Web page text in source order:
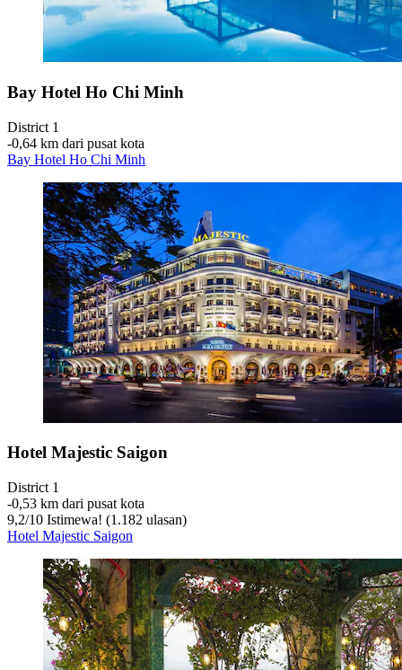
Bay Hotel Ho Chi Minh
District 1
‐0,64 km dari pusat kota
Bay Hotel Ho Chi Minh
Hotel Majestic Saigon
District 1
‐0,53 km dari pusat kota
9,2/10 Istimewa! (1.182 ulasan)
Hotel Majestic Saigon